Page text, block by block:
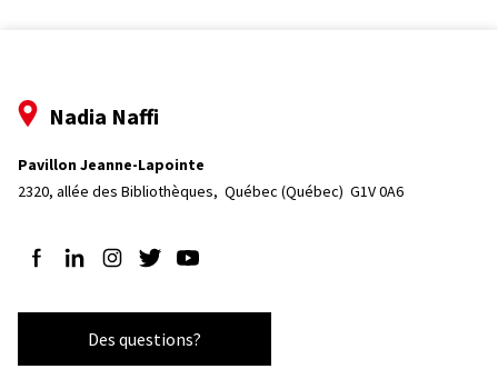
Nadia Naffi
Pavillon Jeanne-Lapointe
2320, allée des Bibliothèques, Québec (Québec)  G1V 0A6
Suivez-nous sur Facebook
Suivez-nous sur LinkedIn
Suivez-nous sur Instagram
Suivez-nous sur Twitter
Suivez-nous sur YouTube
Des questions?